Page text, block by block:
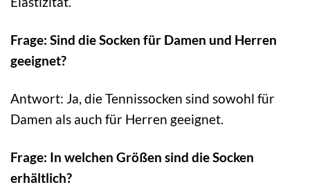
Frage: Sind die Socken für Damen und Herren
geeignet?
Antwort: Ja, die Tennissocken sind sowohl für
Damen als auch für Herren geeignet.
Frage: In welchen Größen sind die Socken
erhältlich?